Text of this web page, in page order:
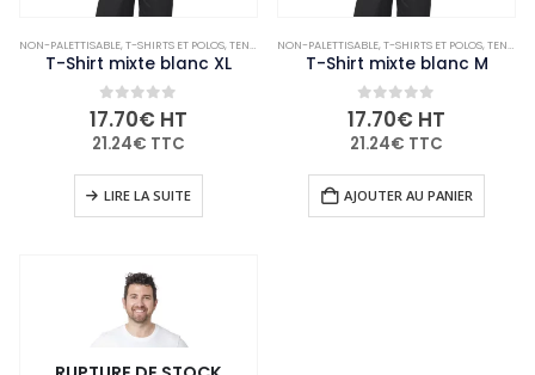
NON-PALETTISABLE,T-SHIRTS ET POLOS,TENUES DE CUISINE ,VÊTEMENTS ET CHAUSSURES
T-Shirt mixte blanc XL
0 out of 5
17.70€ HT
21.24€ TTC
LIRE LA SUITE
NON-PALETTISABLE,T-SHIRTS ET POLOS,TENUES DE CUISINE
T-Shirt mixte blanc M
0 out of 5
17.70€ HT
21.24€ TTC
AJOUTER AU PANIER